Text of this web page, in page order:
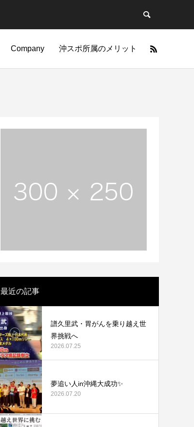
Company 沖スポ所属のメリット
技
最近の記事
譜久里武・胃がんを乗り越え世
界挑戦へ
2026.07.25
夢追い人in沖縄大成功✨
2026.07.20